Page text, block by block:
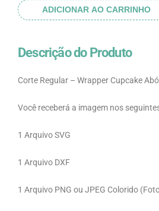
ADICIONAR AO CARRINHO
Descrição do Produto
Corte Regular – Wrapper Cupcake
Você receberá a imagem nos
1 Arquivo SVG
1 Arquivo DXF
1 Arquivo PNG ou JPEG Colorido